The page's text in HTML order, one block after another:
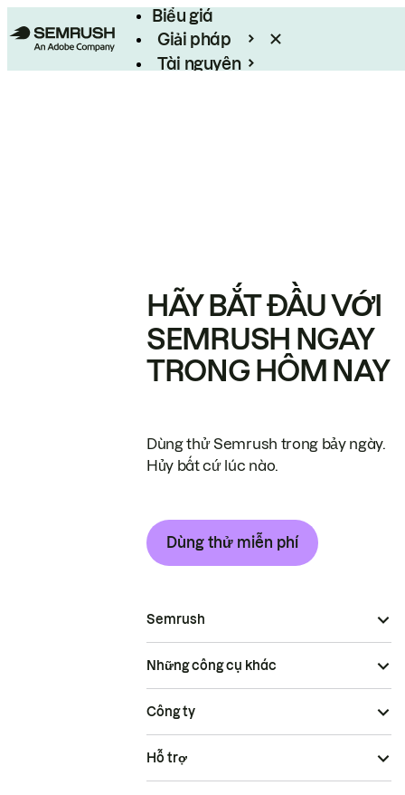
Biểu giá
Giải pháp
Tài nguyên
HÃY BẮT ĐẦU VỚI
SEMRUSH NGAY
TRONG HÔM NAY
Dùng thử Semrush trong bảy ngày.
Hủy bất cứ lúc nào.
Dùng thử miễn phí
Semrush
Những công cụ khác
Công ty
Hỗ trợ